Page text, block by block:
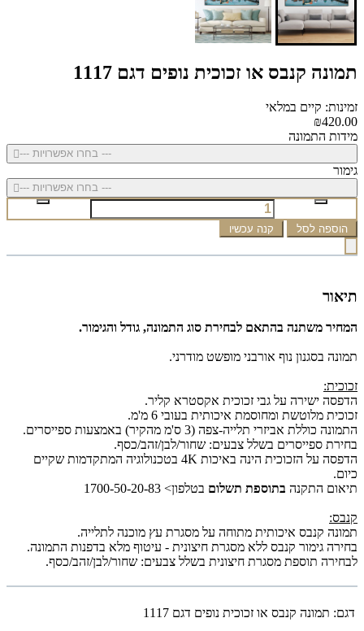
תמונה קנבס או זכוכית נופים דגם 1117
זמינות: קיים במלאי
₪420.00
מידות התמונה
--- בחרו אפשרויות ---
גימור
--- בחרו אפשרויות ---
הוספה לסל קנה עכשיו
תיאור
המחיר משתנה בהתאם לבחירת סוג התמונה, גודל והגימור.
תמונה בסגנון נוף אורבני מופשט מודרני.
זכוכית:
הדפסה ישירה על גבי זכוכית אקסטרא קליר.
זכוכית מלוטשת ומחוסמת איכותית בעובי 6 מ'מ.
התמונה כוללת אביזרי תלייה-צפה (3 ס'מ מהקיר) באמצעות ספייסרים.
בחירת ספייסרים בשלל צבעים: שחור/לבן/זהב/כסף.
הדפסה על הזכוכית הינה באיכות 4K בטכנולוגיה המתקדמות שקיים
כיום.
תיאום התקנה בתוספת תשלום בטלפון> 1700-50-20-83
קנבס:
תמונה קנבס איכותית מתוחה על מסגרת עץ מוכנה לתלייה.
בחירה גימור קנבס ללא מסגרת חיצונית - עיטוף מלא בדפנות התמונה.
לבחירה תוספת מסגרת חיצונית בשלל צבעים: שחור/לבן/זהב/כסף.
דגם: תמונה קנבס או זכוכית נופים דגם 1117